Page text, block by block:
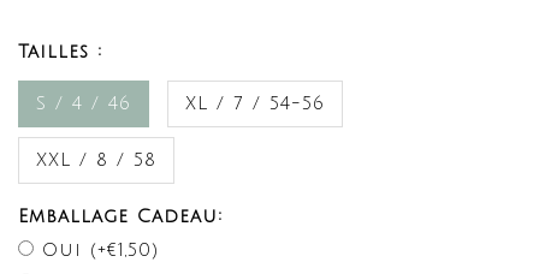
Tailles :
S / 4 / 46 XL / 7 / 54-56
XXL / 8 / 58
Emballage Cadeau:
Oui (+€1,50)